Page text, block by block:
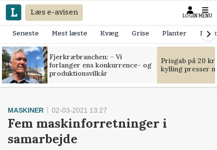
Læs e-avisen LOGIN MENU
Seneste Mest læste Kvæg Grise Planter
Fjerkræbranchen: - Vi
forlanger ens konkurrence- og
produktionsvilkår
Prisgab på 20
kylling presser
MASKINER 02-03-2021 13:27
Fem maskinforretninger i
samarbejde